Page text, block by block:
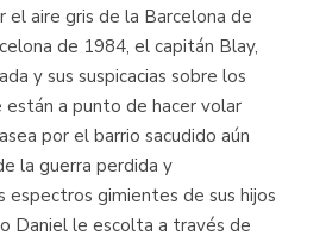
el aire gris de la Barcelona de
de 1984, el capitán Blay,
y sus suspicacias sobre los
están a punto de hacer volar
por el barrio sacudido aún
la guerra perdida y
espectros gimientes de sus hijos
Daniel le escolta a través de